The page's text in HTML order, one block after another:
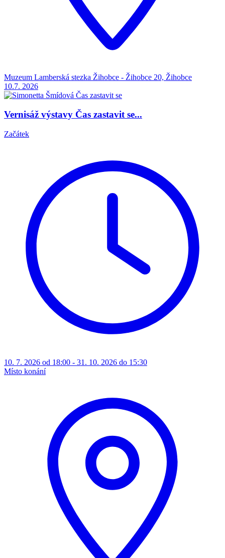
Muzeum Lamberská stezka Žihobce - Žihobce 20, Žihobce
10.7. 2026
Vernisáž výstavy Čas zastavit se...
Začátek
10. 7. 2026 od 18:00 - 31. 10. 2026 do 15:30
Místo konání